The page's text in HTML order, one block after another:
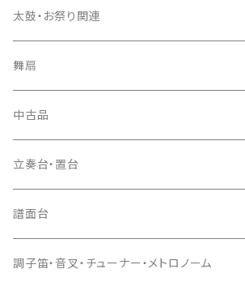
口前袋・尾布
爪・爪輪
爪入
爪駒入
猫足入
爪ばさみ
長トランク・三ツ折トランク
ソフトケース
雨用カバー
長袋・三ツ組袋・胴袋
胴掛
根緒
糸
(丸三) 寿糸
駒
尺八袋
歌口キャップ
つゆ切り
篠笛（本体）
お祭り用６穴
お祭り用７穴
篠笛袋
太鼓・お祭り関連
太鼓（本体）
太鼓撥
手拍子（チャンチャン）
当り鉦
シュモク（当り鉦バチ）
舞扇
中古品
箏（本体）
三味線（本体）
立奏台・置台
譜面台
座奏用譜面台
調子笛・音叉・チューナー・メトロノーム